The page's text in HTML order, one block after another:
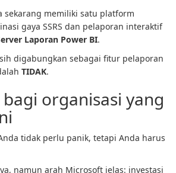
sekarang memiliki satu platform
gaya SSRS dan pelaporan interaktif
Laporan Power BI.
digabungkan sebagai fitur pelaporan
TIDAK.
organisasi yang
tidak perlu panik, tetapi Anda harus
namun arah Microsoft jelas: investasi